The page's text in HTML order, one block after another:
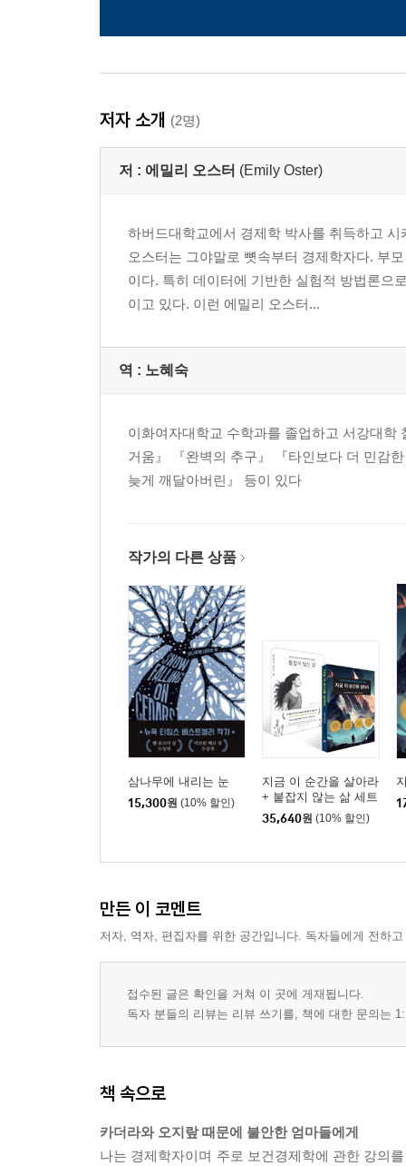
저자 소개 (2명)
저 : 에밀리 오스터 (Emily Oster)
하버드대학교에서 경제학 박사를 취득하고
오스터는 그야말로 뼛속부터 경제학자다. 부
이다. 특히 데이터에 기반한 실험적 방법론으
이고 있다. 이런 에밀리 오스터...
역 : 노혜숙
이화여자대학교 수학과를 졸업하고 서강대
거움』 『완벽의 추구』 『타인보다 더 민감
늦게 깨달아버린』 등이 있다
작가의 다른 상품
삼나무에 내리는 눈
15,300원 (10% 할인)
지금 이 순간을 살아라
+ 붙잡지 않는 삶 세트
35,640원 (10% 할인)
만든 이 코멘트
저자, 역자, 편집자를 위한 공간입니다. 독자들에게 전하
접수된 글은 확인을 거쳐 이 곳에 게재됩니다.
독자 분들의 리뷰는 리뷰 쓰기를, 책에 대한 문의는
책 속으로
카더라와 오지랖 때문에 불안한 엄마들에게
나는 경제학자이며 주로 보건경제학에 관한 강의